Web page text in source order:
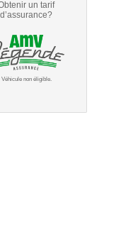
un tarif
d’assurance?
Véhicule non éligible.